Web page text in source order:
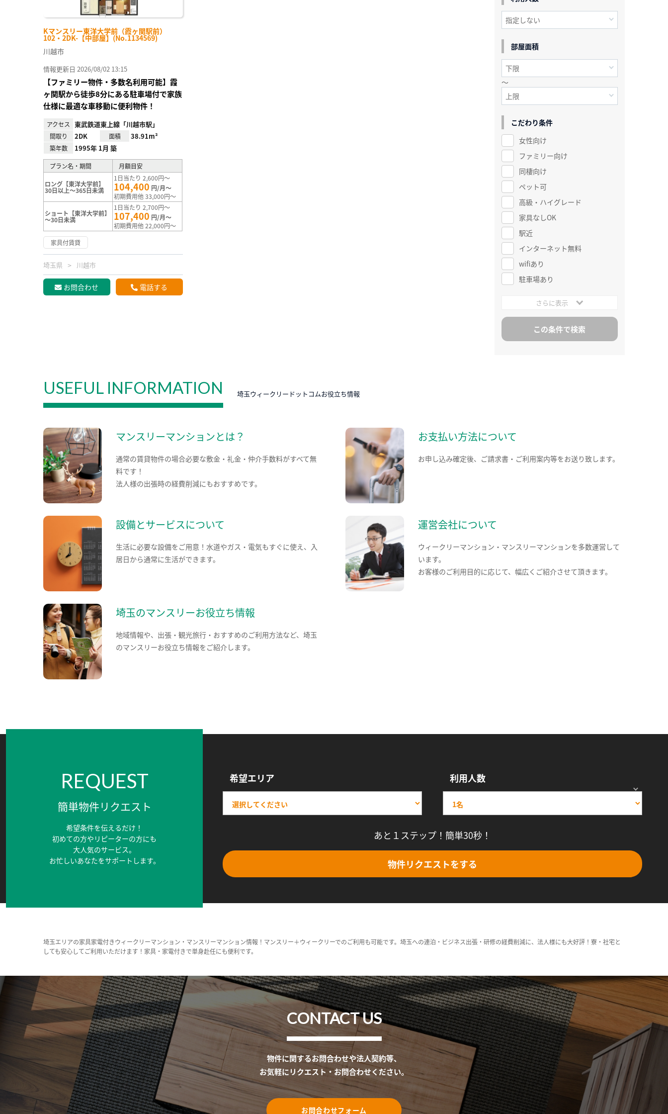
Kマンスリー東洋大学前（霞ヶ関駅前）
102・2DK-【中部屋】(No.1134569)
川越市
情報更新日 2026/08/02 13:15
【ファミリー物件・多数名利用可能】霞
ヶ関駅から徒歩8分にある駐車場付で家族
仕様に最適な車移動に便利物件！
アクセス 東武鉄道東上線「川越市駅」
間取り 2DK 面積 38.91m²
築年数 1995年 1月 築
プラン名・期間 月額目安
ロング【東洋大学前】
30日以上～365日未満
1日当たり 2,600円～
104,400 円/月～
初期費用他 33,000円～
ショート【東洋大学前】
～30日未満
1日当たり 2,700円～
107,400 円/月～
初期費用他 22,000円～
家具付賃貸
埼玉県 川越市
お問合わせ 電話する
部屋面積
～
こだわり条件
女性向け
ファミリー向け
同棲向け
ペット可
高級・ハイグレード
家具なしOK
駅近
インターネット無料
wifiあり
駐車場あり
さらに表示
USEFUL INFORMATION 埼玉ウィークリードットコムお役立ち情報
マンスリーマンションとは？
通常の賃貸物件の場合必要な敷金・礼金・仲介手数料がすべて無
料です！
法人様の出張時の経費削減にもおすすめです。
お支払い方法について
お申し込み確定後、ご請求書・ご利用案内等をお送り致します。
設備とサービスについて
生活に必要な設備をご用意！水道やガス・電気もすぐに使え、入
居日から通常に生活ができます。
運営会社について
ウィークリーマンション・マンスリーマンションを多数運営して
います。
お客様のご利用目的に応じて、幅広くご紹介させて頂きます。
埼玉のマンスリーお役立ち情報
地域情報や、出張・観光旅行・おすすめのご利用方法など、埼玉
のマンスリーお役立ち情報をご紹介します。
REQUEST
簡単物件リクエスト
希望条件を伝えるだけ！
初めての方やリピーターの方にも
大人気のサービス。
お忙しいあなたをサポートします。
希望エリア 利用人数
あと１ステップ！簡単30秒！
物件リクエストをする
埼玉エリアの家具家電付きウィークリーマンション・マンスリーマンション情報！マンスリー＋ウィークリーでのご利用も可能です。埼玉への連泊・ビジネス出張・研修の経費削減に、法人様にも大好評！寮・社宅と
しても安心してご利用いただけます！家具・家電付きで単身赴任にも便利です。
CONTACT US
物件に関するお問合わせや法人契約等、
お気軽にリクエスト・お問合わせください。
お問合わせフォーム